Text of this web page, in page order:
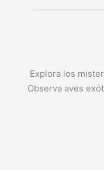
Explora los
Observa aves